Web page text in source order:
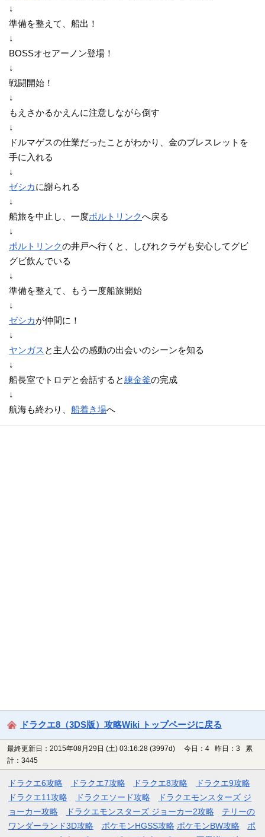
↓
準備を整えて、船出！
↓
BOSSオセアーノン登場！
↓
戦闘開始！
↓
もえさかるかえんに注意しながら倒す
↓
ドルマゲスの仕業だったことがわかり、金のブレスレットを
手に入れる
↓
ゼシカに謝られる
↓
船旅を中止し、一度ポルトリンクへ戻る
↓
ポルトリンクの井戸へ行くと、しびれクラゲも安心してグビ
グビ飲んでいる
↓
準備を整えて、もう一度船旅開始
↓
ゼシカが仲間に！
↓
ヤンガス と主人公の感動の出会いのシーンを知る
↓
船長室でトロデと会話すると練金釜の完成
↓
航海も終わり、船着き場へ
ドラクエ8（3DS版）攻略Wiki トップページに戻る
最終更新日：2015年08月29日 (土) 03:16:28 (3997d)
今日：4 昨日：3 累
計：3445
ドラクエ6攻略 ドラクエ7攻略 ドラクエ8攻略
ドラクエ9攻略
ドラクエ11攻略
ドラクエソード攻略
ドラクエモンスターズ ジ
ョーカー攻略
ドラクエモンスターズ ジョーカー2攻略
テリーの
ワンダーランド3D攻略
ポケモンHGSS攻略 ポケモンBW攻略
ポ